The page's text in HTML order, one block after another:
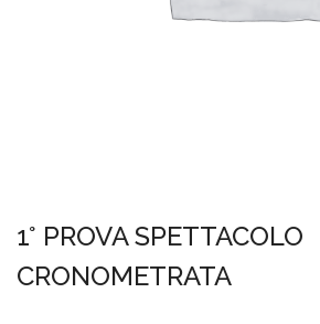
1° PROVA SPETTACOLO
CRONOMETRATA